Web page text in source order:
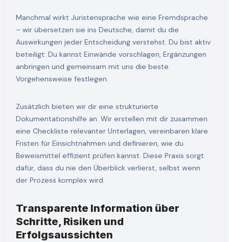
Manchmal wirkt Juristensprache wie eine Fremdsprache
– wir übersetzen sie ins Deutsche, damit du die
Auswirkungen jeder Entscheidung verstehst. Du bist aktiv
beteiligt: Du kannst Einwände vorschlagen, Ergänzungen
anbringen und gemeinsam mit uns die beste
Vorgehensweise festlegen.
Zusätzlich bieten wir dir eine strukturierte
Dokumentationshilfe an. Wir erstellen mit dir zusammen
eine Checkliste relevanter Unterlagen, vereinbaren klare
Fristen für Einsichtnahmen und definieren, wie du
Beweismittel effizient prüfen kannst. Diese Praxis sorgt
dafür, dass du nie den Überblick verlierst, selbst wenn
der Prozess komplex wird.
Transparente Information über
Schritte, Risiken und
Erfolgsaussichten